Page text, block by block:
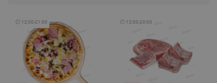
🕘 12:00-21:00 🕘 12:00-20:00